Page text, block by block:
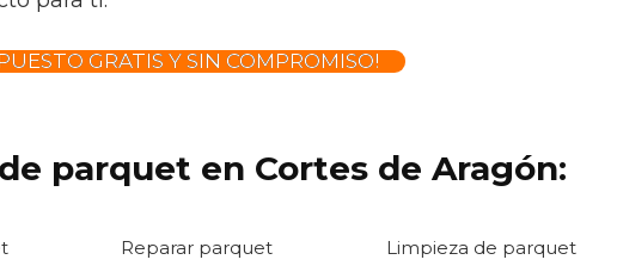
GRATIS Y SIN COMPROMISO!
parquet en Cortes de Aragón:
Reparar parquet Limpieza de parquet